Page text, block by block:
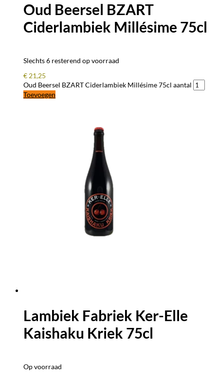
Oud Beersel BZART
Ciderlambiek Millésime 75cl
Slechts 6 resterend op voorraad
€ 21,25
Oud Beersel BZART Ciderlambiek Millésime 75cl aantal
Toevoegen
Lambiek Fabriek Ker-Elle
Kaishaku Kriek 75cl
Op voorraad